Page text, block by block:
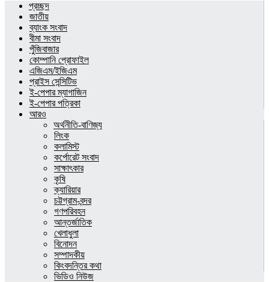
প্রচ্ছদ
জাতীয়
ব্যাংক সংবাদ
বীমা সংবাদ
পুঁজিবাজার
কোম্পানি প্রোফাইল
এজিএম/ইজিএম
প্রাইস সেন্সিটিভ
ই-পেপার ম্যাগাজিন
ই-পেপার পত্রিকা
আরও
অর্থনীতি-বাণিজ্য
লিংক
কলামিস্ট
কর্পোরেট সংবাদ
সাক্ষাৎকার
কৃষি
ক্যারিয়ার
চট্টগ্রাম-বন্দর
গণপরিবহন
আন্তর্জাতিক
খেলাধুলা
বিনোদন
সম্পাদকীয়
কিংবদন্তির কথা
ভিডিও নিউজ